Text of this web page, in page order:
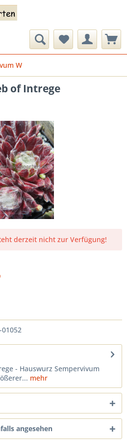
W
of Intrege
derzeit nicht zur Verfügung!
01052
- Hauswurz Sempervivum
mehr
angesehen